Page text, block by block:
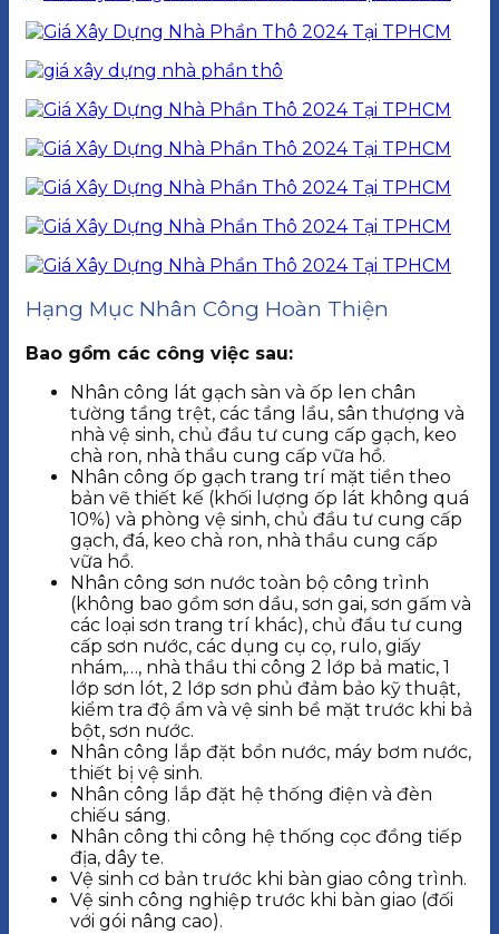
Hạng Mục Nhân Công Hoàn Thiện
Bao gồm các công việc sau:
Nhân công lát gạch sàn và ốp len chân
tường tầng trệt, các tầng lầu, sân thượng và
nhà vệ sinh, chủ đầu tư cung cấp gạch, keo
chà ron, nhà thầu cung cấp vữa hồ.
Nhân công ốp gạch trang trí mặt tiền theo
bản vẽ thiết kế (khối lượng ốp lát không quá
10%) và phòng vệ sinh, chủ đầu tư cung cấp
gạch, đá, keo chà ron, nhà thầu cung cấp
vữa hồ.
Nhân công sơn nước toàn bộ công trình
(không bao gồm sơn dầu, sơn gai, sơn gấm và
các loại sơn trang trí khác), chủ đầu tư cung
cấp sơn nước, các dụng cụ cọ, rulo, giấy
nhám,…, nhà thầu thi công 2 lớp bả matic, 1
lớp sơn lót, 2 lớp sơn phủ đảm bảo kỹ thuật,
kiểm tra độ ẩm và vệ sinh bề mặt trước khi bả
bột, sơn nước.
Nhân công lắp đặt bồn nước, máy bơm nước,
thiết bị vệ sinh.
Nhân công lắp đặt hệ thống điện và đèn
chiếu sáng.
Nhân công thi công hệ thống cọc đồng tiếp
địa, dây te.
Vệ sinh cơ bản trước khi bàn giao công trình.
Vệ sinh công nghiệp trước khi bàn giao (đối
với gói nâng cao).